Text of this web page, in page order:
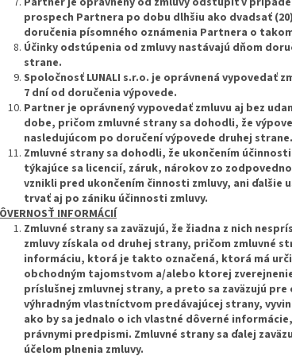
prospech Partnera po dobu dlhšiu ako dvadsať
doručenia písomného oznámenia Partnera o
Účinky odstúpenia od zmluvy nastávajú dňom
strane.
Spoločnosť LUNALI s.r.o. je oprávnená vypovedať
7 dní od doručenia výpovede.
Partner je oprávnený vypovedať zmluvu aj bez
dobe, pričom zmluvné strany sa dohodli, že
nasledujúcom po doručení výpovede druhej strane.
Zmluvné strany sa dohodli, že ukončením
týkajúce sa licencií, záruk, nárokov zo
vznikli pred ukončením činnosti zmluvy, ani ďalšie
trvať aj po zániku účinnosti zmluvy.
INFORMÁCIÍ
Zmluvné strany sa zaväzujú, že žiadna z nich
zmluvy získala od druhej strany, pričom zmluvné
informáciu, ktorá je takto označená, ktorá má
obchodným tajomstvom a/alebo ktorej
príslušnej zmluvnej strany, a preto sa zaväzujú
výhradným vlastníctvom predávajúcej strany,
ako by sa jednalo o ich vlastné dôverné
právnymi predpismi. Zmluvné strany sa ďalej
účelom plnenia zmluvy.